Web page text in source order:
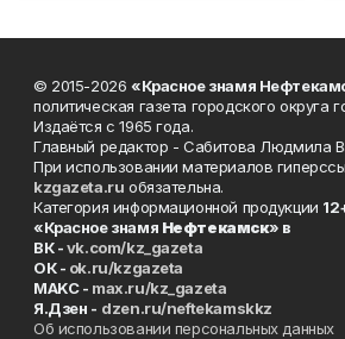
© 2015-2026 «Красное знамя
политическая газета городского округа
Издаётся с 1965 года.
Главный редактор - Сабитова Людмила
При использовании материалов
kzgazeta.ru обязательна.
Категория информационной продукции
«Красное знамя Нефтекамск» в
ВК -vk.com/kz_gazeta
ОК - ok.ru/kzgazeta
MAKC - max.ru/kz_gazeta
Я.Дзен - dzen.ru/neftekamskkz
Об использовании персональных данных